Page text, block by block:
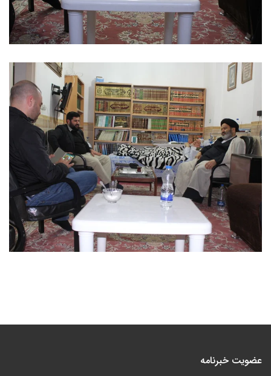
عضویت خبرنامه